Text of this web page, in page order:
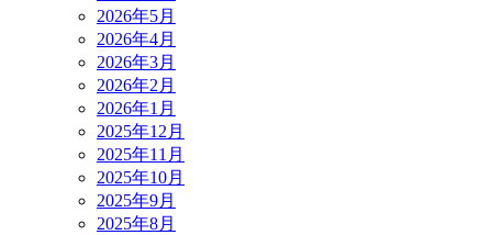
2026年5月
2026年4月
2026年3月
2026年2月
2026年1月
2025年12月
2025年11月
2025年10月
2025年9月
2025年8月